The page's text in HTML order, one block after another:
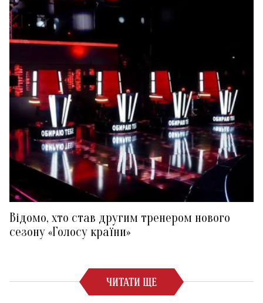
Відомо, хто став другим тренером нового
сезону «Голосу країни»
ЧИТАТИ ЩЕ